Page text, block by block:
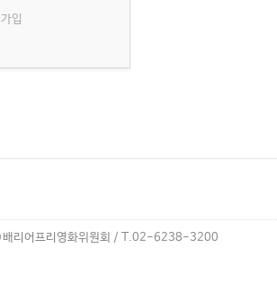
입
배리어프리영화위원회 / T.02-6238-3200